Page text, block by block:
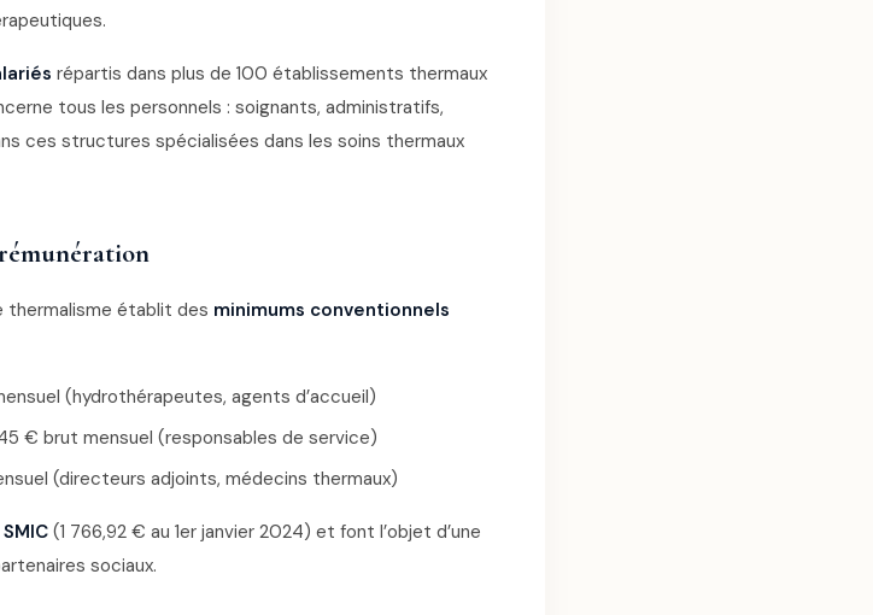
répartis dans plus de 100 établissements thermaux
tous les personnels : soignants, administratifs,
ces structures spécialisées dans les soins thermaux
thermalisme établit des minimums conventionnels
(hydrothérapeutes, agents d’accueil)
€ brut mensuel (responsables de service)
(directeurs adjoints, médecins thermaux)
(1 766,92 € au 1er janvier 2024) et font l’objet d’une
sociaux.